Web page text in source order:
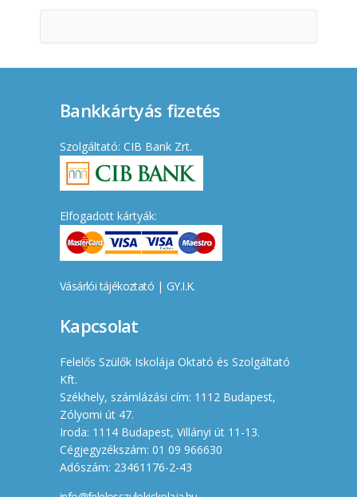
Bankkártyás fizetés
Szolgáltató: CIB Bank Zrt.
Elfogadott kártyák:
Vásárlói tájékoztató | GY.I.K.
Kapcsolat
Felelős Szülők Iskolája Oktató és Szolgáltató
Kft.
Székhely, számlázási cím: 1112 Budapest,
Zólyomi út 47.
Iroda: 1114 Budapest, Villányi út 11-13.
Cégjegyzékszám: 01 09 966630
Adószám: 23461176-2-43